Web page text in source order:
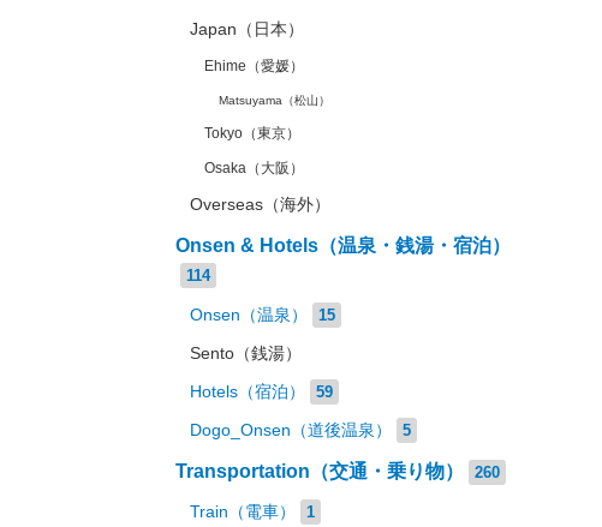
Japan（日本）
Ehime（愛媛）
Matsuyama（松山）
Tokyo（東京）
Osaka（大阪）
Overseas（海外）
Onsen & Hotels（温泉・銭湯・宿泊）
114
Onsen（温泉） 15
Sento（銭湯）
Hotels（宿泊） 59
Dogo_Onsen（道後温泉） 5
Transportation（交通・乗り物） 260
Train（電車） 1